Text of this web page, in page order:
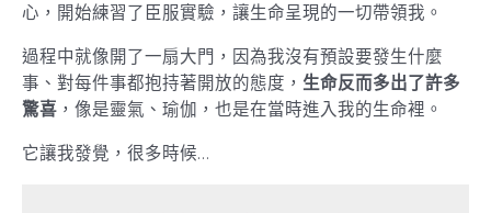
心，開始練習了臣服實驗，讓生命呈現的一切帶領我。
過程中就像開了一扇大門，因為我沒有預設要發生什麼
事、對每件事都抱持著開放的態度， 生命反而多出了許多
驚喜 ，像是靈氣、瑜伽，也是在當時進入我的生命裡。
它讓我發覺，很多時候…